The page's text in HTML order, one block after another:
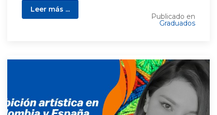
Leer más ...
Publicado en
Graduados